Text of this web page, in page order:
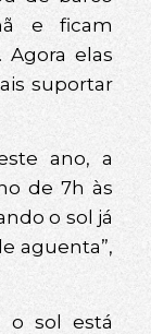
e ficam
elas
suportar
ano, a
de 7h às
o sol já
aguenta”,
o sol está